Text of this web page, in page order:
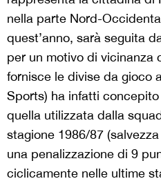
nella parte Nord-
quest’anno, sarà seguita
per un motivo di vicinanza
fornisce le divise da gioco
Sports) ha infatti
quella utilizzata dalla
stagione 1986/87
una penalizzazione di 9
ciclicamente nelle ultime